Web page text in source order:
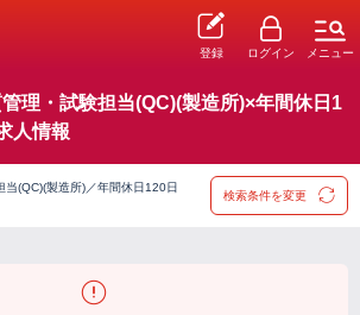
登録 ログイン メニュー
管理・試験担当(QC)(製造所)×年間休日1
人情報
(QC)(製造所)／年間休日120日
検索条件を変更